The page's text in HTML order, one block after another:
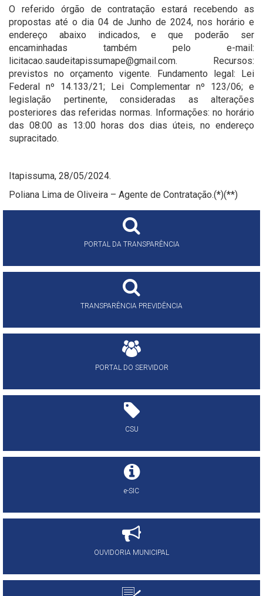
O referido órgão de contratação estará recebendo as
propostas até o dia 04 de Junho de 2024, nos horário e
endereço abaixo indicados, e que poderão ser
encaminhadas também pelo e-mail:
licitacao.saudeitapissumape@gmail.com. Recursos:
previstos no orçamento vigente. Fundamento legal: Lei
Federal nº 14.133/21; Lei Complementar nº 123/06; e
legislação pertinente, consideradas as alterações
posteriores das referidas normas. Informações: no horário
das 08:00 as 13:00 horas dos dias úteis, no endereço
supracitado.
Itapissuma, 28/05/2024.
Poliana Lima de Oliveira – Agente de Contratação.(*)(**)
PORTAL DA TRANSPARÊNCIA
TRANSPARÊNCIA PREVIDÊNCIA
PORTAL DO SERVIDOR
CSU
e-SIC
OUVIDORIA MUNICIPAL